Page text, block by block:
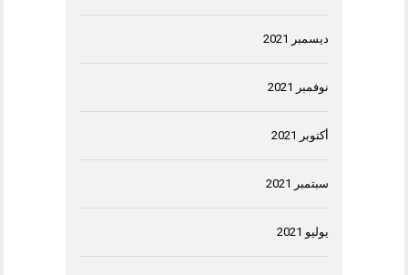
ديسمبر 2021
نوفمبر 2021
أكتوبر 2021
سبتمبر 2021
يوليو 2021